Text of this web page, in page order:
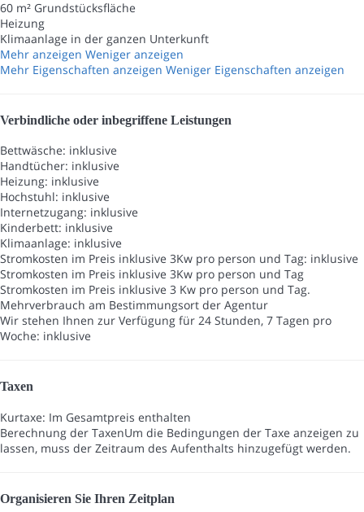
60 m² Grundstücksfläche
Heizung
Klimaanlage in der ganzen Unterkunft
Mehr anzeigen Weniger anzeigen
Mehr Eigenschaften anzeigen Weniger Eigenschaften anzeigen
Verbindliche oder inbegriffene Leistungen
Bettwäsche: inklusive
Handtücher: inklusive
Heizung: inklusive
Hochstuhl: inklusive
Internetzugang: inklusive
Kinderbett: inklusive
Klimaanlage: inklusive
Stromkosten im Preis inklusive 3Kw pro person und Tag: inklusive
Stromkosten im Preis inklusive 3Kw pro person und Tag
Stromkosten im Preis inklusive 3 Kw pro person und Tag.
Mehrverbrauch am Bestimmungsort der Agentur
Wir stehen Ihnen zur Verfügung für 24 Stunden, 7 Tagen pro
Woche: inklusive
Taxen
Kurtaxe: Im Gesamtpreis enthalten
Berechnung der TaxenUm die Bedingungen der Taxe anzeigen zu
lassen, muss der Zeitraum des Aufenthalts hinzugefügt werden.
Organisieren Sie Ihren Zeitplan